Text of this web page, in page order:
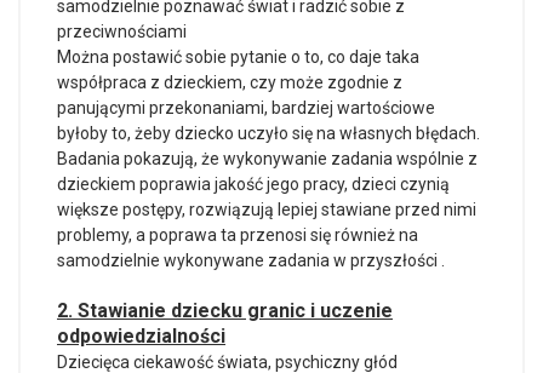
samodzielnie poznawać świat i radzić sobie z
przeciwnościami
Można postawić sobie pytanie o to, co daje taka
współpraca z dzieckiem, czy może zgodnie z
panującymi przekonaniami, bardziej wartościowe
byłoby to, żeby dziecko uczyło się na własnych błędach.
Badania pokazują, że wykonywanie zadania wspólnie z
dzieckiem poprawia jakość jego pracy, dzieci czynią
większe postępy, rozwiązują lepiej stawiane przed nimi
problemy, a poprawa ta przenosi się również na
samodzielnie wykonywane zadania w przyszłości .
2. Stawianie dziecku granic i uczenie
odpowiedzialności
Dziecięca ciekawość świata, psychiczny głód